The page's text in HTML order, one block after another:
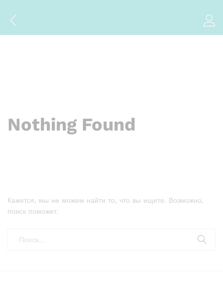
Nothing Found
Кажется, мы не можем найти то, что вы ищете. Возможно,
поиск поможет.